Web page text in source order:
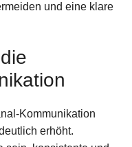
und eine klare
Kommunikation
erhöht.